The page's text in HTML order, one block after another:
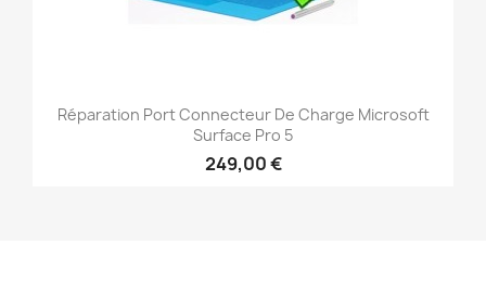
Réparation Port Connecteur De Charge Microsoft
Surface Pro 5
249,00 €